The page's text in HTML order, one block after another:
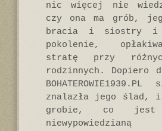
nic więcej nie
czy ona ma grób,
bracia i siostry i
pokolenie,
stratę przy
rodzinnych.
znalazła jego ślad, i
grobie, co